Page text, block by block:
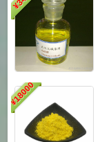
¥
¥
18000